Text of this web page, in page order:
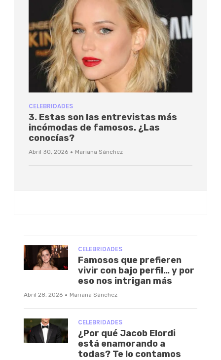
CELEBRIDADES
3. Estas son las entrevistas más
incómodas de famosos. ¿Las
conocías?
Abril 30, 2026 · Mariana Sánchez
CELEBRIDADES
Famosos que prefieren
vivir con bajo perfil… y por
eso nos intrigan más
Abril 28, 2026 · Mariana Sánchez
CELEBRIDADES
¿Por qué Jacob Elordi
está enamorando a
todas? Te lo contamos